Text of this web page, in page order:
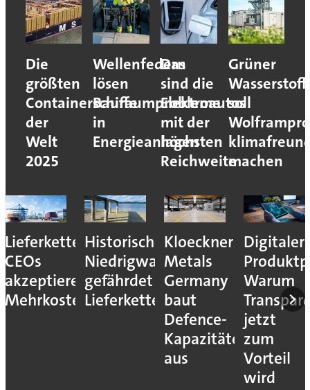
Die
größten
Containerschiffe
der
Welt
2025
Wellenfedern
lösen
Bauraumprobleme
in
Energieanlagen
Das
sind die
Elektroautos
mit der
höchsten
Reichweite
Grüner
Wasserstoff
soll
machen
Lieferkettenresilienz:
CEOs
akzeptieren
Mehrkosten
Historisches
Niedrigwasser
gefährdet
Lieferketten
Kloeckner
Metals
Germany
baut
Defence-
Kapazitäten
aus
Digitaler
Warum
jetzt
zum
Vorteil
wird